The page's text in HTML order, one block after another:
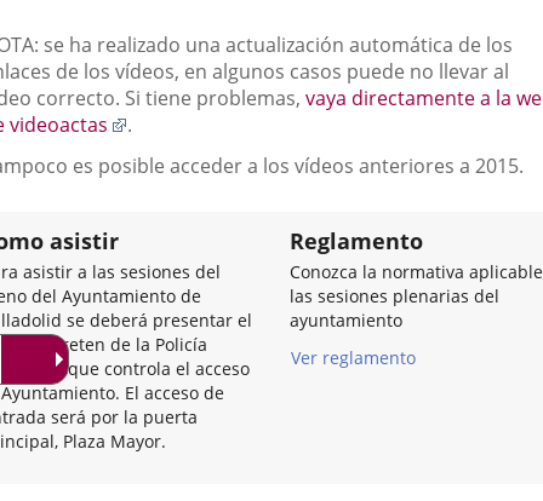
se ha realizado una actualización automática de los
de los vídeos, en algunos casos puede no llevar al
correcto. Si tiene problemas, vaya directamente a la
videoactas
Enlace
una
.
es posible acceder a los vídeos anteriores a 2015.
asistir
asistir a las sesiones del
del Ayuntamiento de
se deberá presentar el
en el reten de la Policía
que controla el acceso
El acceso de
será por la puerta
Plaza Mayor.
Reglamento
Conozca la normativa
las sesiones plenarias del
ayuntamiento
Ver reglamento